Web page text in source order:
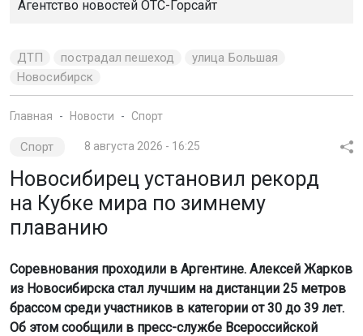
Агентство новостей ОТС-Горсайт
ДТП пострадал пешеход
улица Большая
Новосибирск
Главная Новости Спорт
Спорт 8 августа 2026 - 16:25
Новосибирец установил рекорд
на Кубке мира по зимнему
плаванию
Соревнования проходили в Аргентине. Алексей Жарков
из Новосибирска стал лучшим на дистанции 25 метров
брассом среди участников в категории от 30 до 39 лет.
Об этом сообщили в пресс-службе Всероссийской